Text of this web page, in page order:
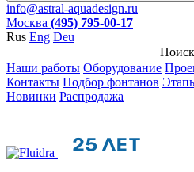
info@astral-aquadesign.ru
Москва (495) 795-00-17
Rus Eng Deu
Поиск
Наши работы Оборудование
Контакты Подбор фонтанов
Новинки Распродажа